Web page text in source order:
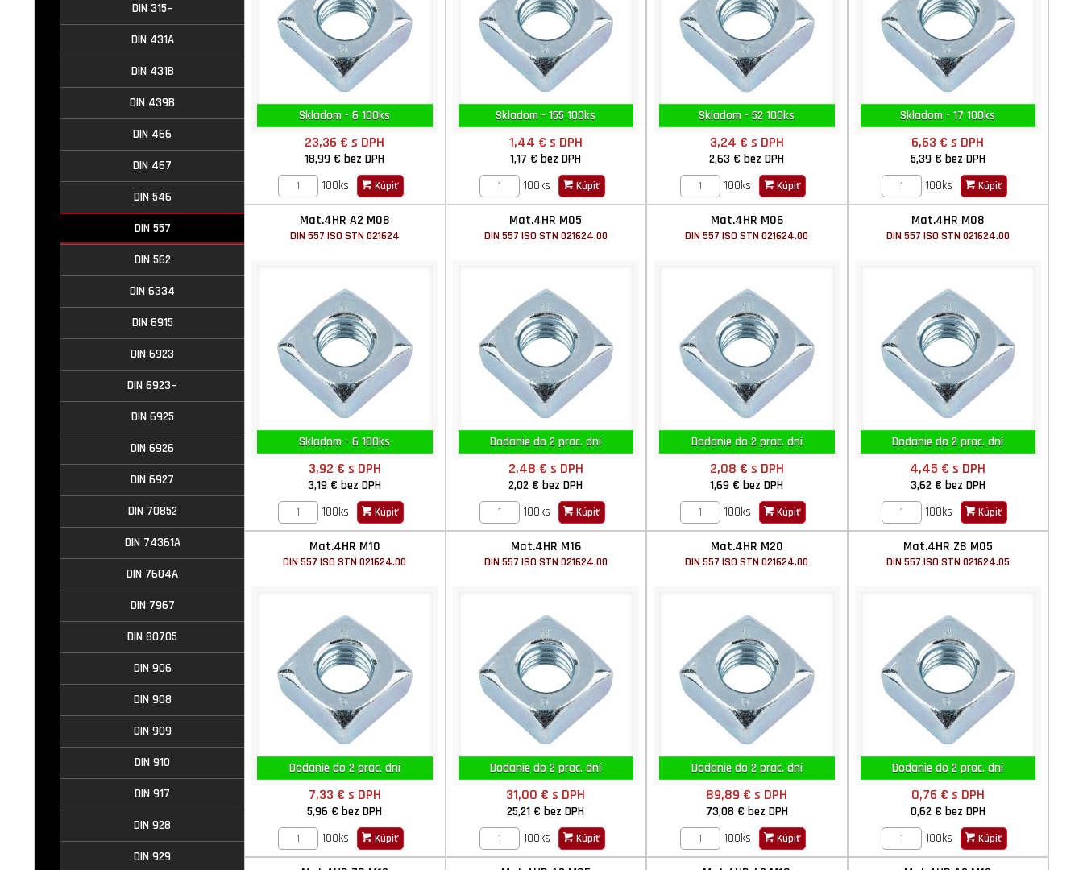
DIN 315~
DIN 431A
DIN 431B
DIN 439B
DIN 466
DIN 467
DIN 546
DIN 557
DIN 562
DIN 6334
DIN 6915
DIN 6923
DIN 6923~
DIN 6925
DIN 6926
DIN 6927
DIN 70852
DIN 74361A
DIN 7604A
DIN 7967
DIN 80705
DIN 906
DIN 908
DIN 909
DIN 910
DIN 917
DIN 928
DIN 929
Skladom - 6 100ks
23,36 €s DPH
18,99 €bez DPH
100ks
Kúpiť
Skladom - 155 100ks
1,44 € s DPH
1,17 €bez DPH
100ks
Kúpiť
Skladom - 52 100ks
3,24 € s DPH
2,63 €bez DPH
100ks
Kúpiť
Skladom - 17 100ks
6,63 €s DPH
5,39 € bez DPH
100ks
Kúpiť
Mat.4HR A2 M08
DIN 557 ISO STN 021624
Skladom - 6 100ks
3,92 € s DPH
3,19 €bez DPH
100ks
Kúpiť
Mat.4HR M05
DIN 557 ISO STN 021624.00
Dodanie do 2 prac. dní
2,48 € s DPH
2,02 €bez DPH
100ks
Kúpiť
Mat.4HR M06
DIN 557 ISO STN 021624.00
Dodanie do 2 prac. dní
2,08 € s DPH
1,69 €bez DPH
100ks
Kúpiť
Mat.4HR M08
DIN 557 ISO STN 021624.00
Dodanie do 2 prac. dní
4,45 €s DPH
3,62 € bez DPH
100ks
Kúpiť
Mat.4HR M10
DIN 557 ISO STN 021624.00
Dodanie do 2 prac. dní
7,33 € s DPH
5,96 €bez DPH
100ks
Kúpiť
Mat.4HR M16
DIN 557 ISO STN 021624.00
Dodanie do 2 prac. dní
31,00 €s DPH
25,21 €bez DPH
100ks
Kúpiť
Mat.4HR M20
DIN 557 ISO STN 021624.00
Dodanie do 2 prac. dní
89,89 €s DPH
73,08 € bez DPH
100ks
Kúpiť
Mat.4HR ZB M05
DIN 557 ISO STN 021624.05
Dodanie do 2 prac. dní
0,76 € s DPH
0,62 € bez DPH
100ks
Kúpiť